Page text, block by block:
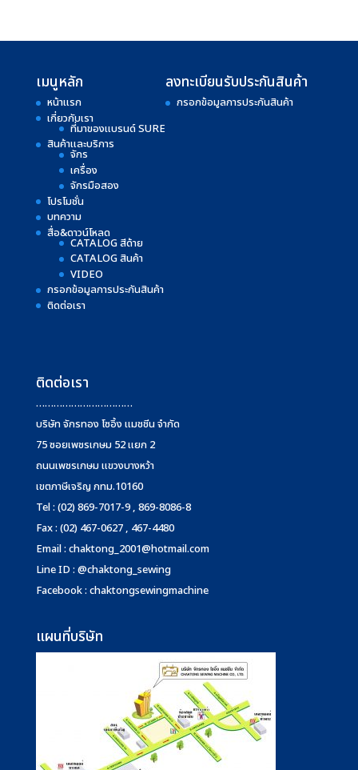
เมนูหลัก
หน้าแรก
เกี่ยวกับเรา
ที่มาของแบรนด์ SURE
สินค้าและบริการ
จักร
เครื่อง
จักรมือสอง
โปรโมชั่น
บทความ
สื่อ&ดาวน์โหลด
CATALOG สีด้าย
CATALOG สินค้า
VIDEO
กรอกข้อมูลการประกันสินค้า
ติดต่อเรา
ลงทะเบียนรับประกันสินค้า
กรอกข้อมูลการประกันสินค้า
ติดต่อเรา
……………………………
บริษัท จักรทอง โซอิ้ง แมชชีน จำกัด
75 ซอยเพชรเกษม 52 แยก 2
ถนนเพชรเกษม แขวงบางหว้า
เขตภาษีเจริญ กทม.10160
Tel : (02) 869-7017-9 , 869-8086-8
Fax : (02) 467-0627 , 467-4480
Email : chaktong_2001@hotmail.com
Line ID : @chaktong_sewing
Facebook : chaktongsewingmachine
แผนที่บริษัท